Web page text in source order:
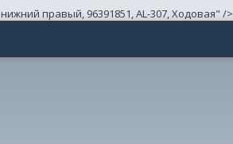
нижний правый, 96391851, AL-307, Ходовая" />